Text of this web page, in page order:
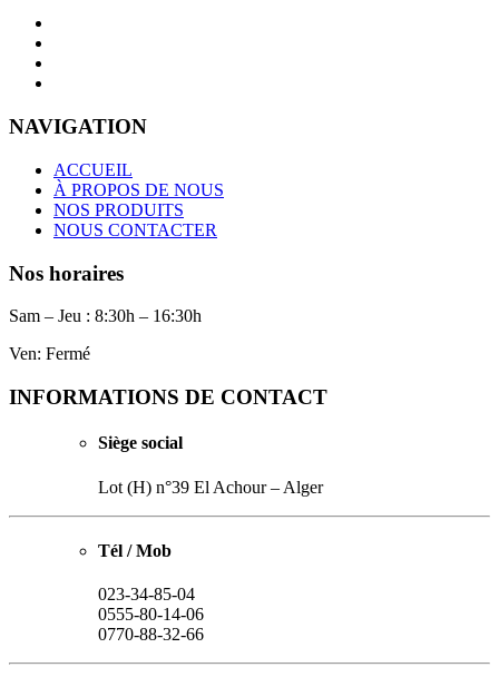
NAVIGATION
ACCUEIL
À PROPOS DE NOUS
NOS PRODUITS
NOUS CONTACTER
Nos horaires
Sam – Jeu : 8:30h – 16:30h
Ven: Fermé
INFORMATIONS DE CONTACT
Siège social
Lot (H) n°39 El Achour – Alger
Tél / Mob
023-34-85-04
0555-80-14-06
0770-88-32-66